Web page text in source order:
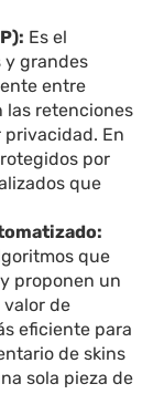
Es el
y grandes
entre
las retenciones
En
por
que
que
proponen un
de
eficiente para
de skins
sola pieza de